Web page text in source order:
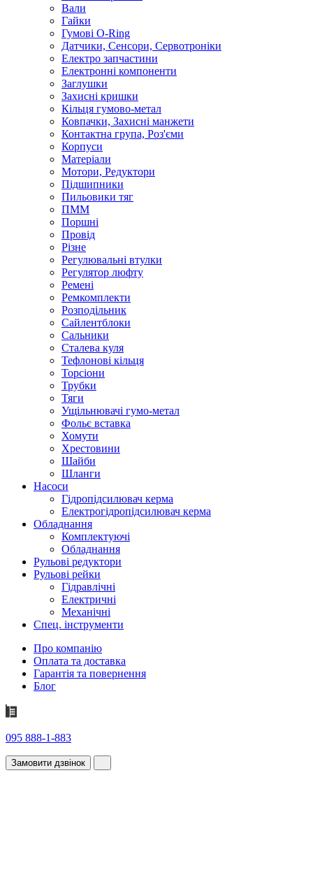
Вали
Гайки
Гумові O-Ring
Датчики, Сенсори, Сервотроніки
Електро запчастини
Електронні компоненти
Заглушки
Захисні кришки
Кільця гумово-метал
Ковпачки, Захисні манжети
Контактна група, Роз'єми
Корпуси
Матеріали
Мотори, Редуктори
Підшипники
Пильовики тяг
ПММ
Поршні
Провід
Різне
Регулювальні втулки
Регулятор люфту
Ремені
Ремкомплекти
Розподільник
Сайлентблоки
Сальники
Сталева куля
Тефлонові кільця
Торсіони
Трубки
Тяги
Ущільнювачі гумо-метал
Фольє вставка
Хомути
Хрестовини
Шайби
Шланги
Насоси
Гідропідсилювач керма
Електрогідропідсилювач керма
Обладнання
Комплектуючі
Обладнання
Рульові редуктори
Рульові рейки
Гідравлічні
Електричні
Механічні
Спец. інструменти
Про компанію
Оплата та доставка
Гарантія та повернення
Блог
095 888-1-883
Замовити дзвінок